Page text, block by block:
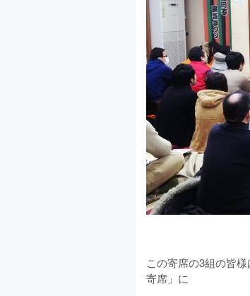
この寄席の3組の皆
寄席」に